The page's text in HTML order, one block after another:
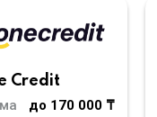
Credit
до 170 000 ₸